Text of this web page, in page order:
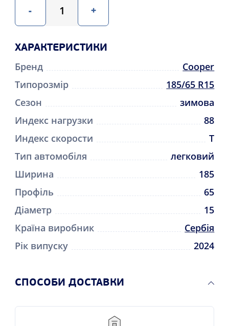
- +
ХАРАКТЕРИСТИКИ
Бренд
Cooper
Типорозмір
185/65 R15
Сезон
зимова
Индекс нагрузки
88
Индекс скорости
T
Тип автомобіля
легковий
Ширина
185
Профіль
65
Діаметр
15
Країна виробник
Сербія
Рік випуску
2024
СПОСОБИ ДОСТАВКИ